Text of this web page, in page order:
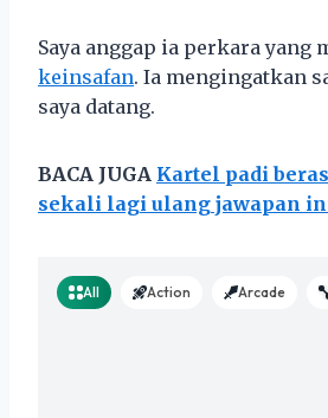
Saya anggap ia perkara yang
keinsafan. Ia mengingatkan
saya datang.
BACA JUGA Kartel padi
sekali lagi ulang jawapan